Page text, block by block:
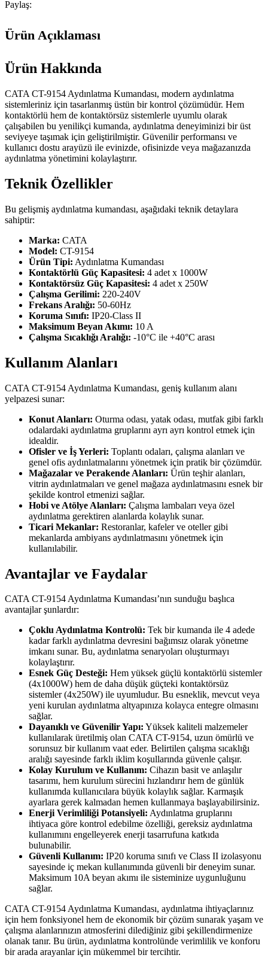
Paylaş:
Ürün Açıklaması
Ürün Hakkında
CATA CT-9154 Aydınlatma Kumandası, modern aydınlatma
sistemleriniz için tasarlanmış üstün bir kontrol çözümüdür. Hem
kontaktörlü hem de kontaktörsüz sistemlerle uyumlu olarak
çalışabilen bu yenilikçi kumanda, aydınlatma deneyiminizi bir üst
seviyeye taşımak için geliştirilmiştir. Güvenilir performansı ve
kullanıcı dostu arayüzü ile evinizde, ofisinizde veya mağazanızda
aydınlatma yönetimini kolaylaştırır.
Teknik Özellikler
Bu gelişmiş aydınlatma kumandası, aşağıdaki teknik detaylara
sahiptir:
Marka: CATA
Model: CT-9154
Ürün Tipi: Aydınlatma Kumandası
Kontaktörlü Güç Kapasitesi: 4 adet x 1000W
Kontaktörsüz Güç Kapasitesi: 4 adet x 250W
Çalışma Gerilimi: 220-240V
Frekans Aralığı: 50-60Hz
Koruma Sınıfı: IP20-Class II
Maksimum Beyan Akımı: 10 A
Çalışma Sıcaklığı Aralığı: -10°C ile +40°C arası
Kullanım Alanları
CATA CT-9154 Aydınlatma Kumandası, geniş kullanım alanı
yelpazesi sunar:
Konut Alanları: Oturma odası, yatak odası, mutfak gibi farklı
odalardaki aydınlatma gruplarını ayrı ayrı kontrol etmek için
idealdir.
Ofisler ve İş Yerleri: Toplantı odaları, çalışma alanları ve
genel ofis aydınlatmalarını yönetmek için pratik bir çözümdür.
Mağazalar ve Perakende Alanları: Ürün teşhir alanları,
vitrin aydınlatmaları ve genel mağaza aydınlatmasını esnek bir
şekilde kontrol etmenizi sağlar.
Hobi ve Atölye Alanları: Çalışma lambaları veya özel
aydınlatma gerektiren alanlarda kolaylık sunar.
Ticari Mekanlar: Restoranlar, kafeler ve oteller gibi
mekanlarda ambiyans aydınlatmasını yönetmek için
kullanılabilir.
Avantajlar ve Faydalar
CATA CT-9154 Aydınlatma Kumandası’nın sunduğu başlıca
avantajlar şunlardır:
Çoklu Aydınlatma Kontrolü: Tek bir kumanda ile 4 adede
kadar farklı aydınlatma devresini bağımsız olarak yönetme
imkanı sunar. Bu, aydınlatma senaryoları oluşturmayı
kolaylaştırır.
Esnek Güç Desteği: Hem yüksek güçlü kontaktörlü sistemler
(4x1000W) hem de daha düşük güçteki kontaktörsüz
sistemler (4x250W) ile uyumludur. Bu esneklik, mevcut veya
yeni kurulan aydınlatma altyapınıza kolayca entegre olmasını
sağlar.
Dayanıklı ve Güvenilir Yapı: Yüksek kaliteli malzemeler
kullanılarak üretilmiş olan CATA CT-9154, uzun ömürlü ve
sorunsuz bir kullanım vaat eder. Belirtilen çalışma sıcaklığı
aralığı sayesinde farklı iklim koşullarında güvenle çalışır.
Kolay Kurulum ve Kullanım: Cihazın basit ve anlaşılır
tasarımı, hem kurulum sürecini hızlandırır hem de günlük
kullanımda kullanıcılara büyük kolaylık sağlar. Karmaşık
ayarlara gerek kalmadan hemen kullanmaya başlayabilirsiniz.
Enerji Verimliliği Potansiyeli: Aydınlatma gruplarını
ihtiyaca göre kontrol edebilme özelliği, gereksiz aydınlatma
kullanımını engelleyerek enerji tasarrufuna katkıda
bulunabilir.
Güvenli Kullanım: IP20 koruma sınıfı ve Class II izolasyonu
sayesinde iç mekan kullanımında güvenli bir deneyim sunar.
Maksimum 10A beyan akımı ile sisteminize uygunluğunu
sağlar.
CATA CT-9154 Aydınlatma Kumandası, aydınlatma ihtiyaçlarınız
için hem fonksiyonel hem de ekonomik bir çözüm sunarak yaşam ve
çalışma alanlarınızın atmosferini dilediğiniz gibi şekillendirmenize
olanak tanır. Bu ürün, aydınlatma kontrolünde verimlilik ve konforu
bir arada arayanlar için mükemmel bir tercihtir.